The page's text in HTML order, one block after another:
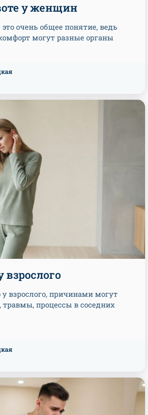
у женщин
очень общее понятие, ведь
могут разные органы
взрослого
у взрослого, причинами могут
процессы в соседних